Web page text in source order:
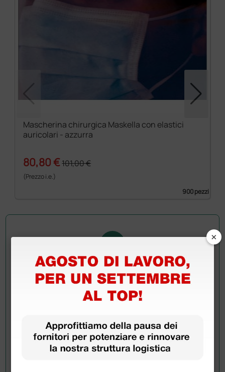
Mascherina chirurgica Maskella con elastici
auricolari - azzurra
80,80 €101,00 €
(Prezzo i.e.)
900 pezzi
Chiedi a un collega
Hai ancora qualche dubbio? Vuoi ulteriori
informazioni?
Invia ora la tua domanda ai colleghi che hanno già
×